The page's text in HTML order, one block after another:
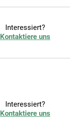
Interessiert?
Kontaktiere uns
Interessiert?
Kontaktiere uns